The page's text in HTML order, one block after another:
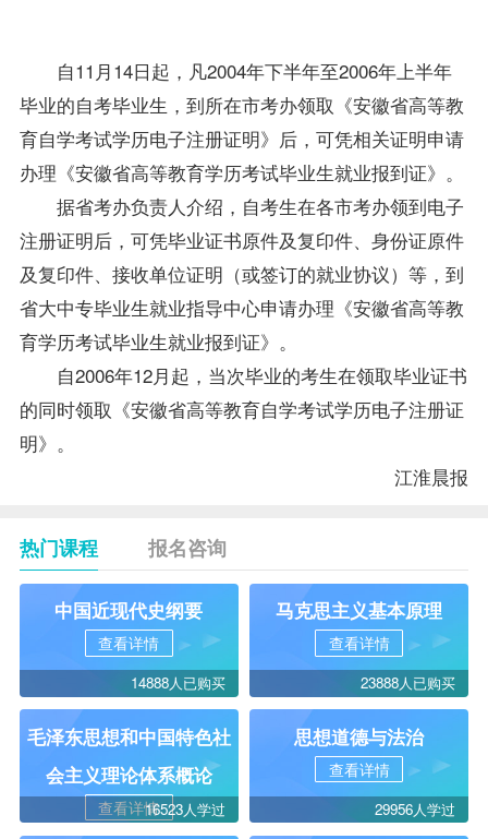
自11月14日起，凡2004年下半年至2006年上半年
毕业的自考毕业生 ，到所在市考办领取《安徽省高等教
育自学考试学历电子注册证明》后，可凭相关证明申请
办理《安徽省高等教育学历考试毕业生就业报到证》。
据省考办负责人介绍，自考生在各市考办领到电子
注册证明后，可凭毕业证书原件及复印件、身份证原件
及复印件、接收单位证明（或签订的就业协议）等，到
省大中专毕业生就业指导中心申请办理《安徽省高等教
育学历考试毕业生就业报到证》。
自2006年12月起，当次毕业的考生在领取毕业证书
的同时领取《安徽省高等教育自学考试学历电子注册证
明》。
江淮晨报
热门课程 报名咨询
中国近现代史纲要
查看详情
14888人已购买
马克思主义基本原理
查看详情
23888人已购买
毛泽东思想和中国特色社
会主义理论体系概论
查看详情16523人学过
思想道德与法治
查看详情
29956人学过